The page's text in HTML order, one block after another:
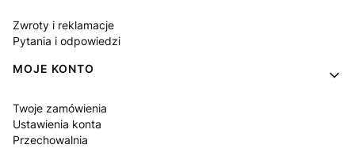
Zwroty i reklamacje
Pytania i odpowiedzi
MOJE KONTO
Twoje zamówienia
Ustawienia konta
Przechowalnia